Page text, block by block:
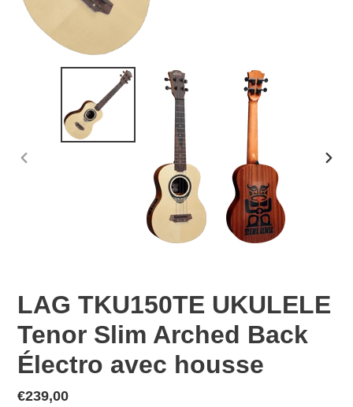
LAG TKU150TE UKULELE
Tenor Slim Arched Back
Électro avec housse
Prix
€239,00